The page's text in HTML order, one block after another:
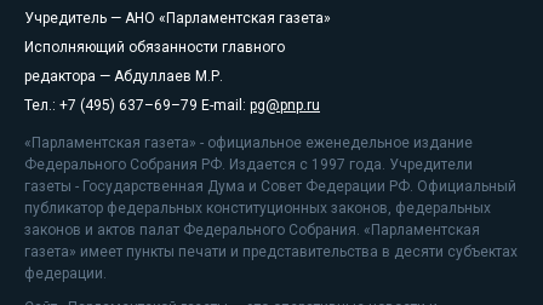
Учредитель — АНО «Парламентская газета»
Исполняющий обязанности главного
редактора — Абдуллаев М.Р.
Тел.: +7 (495) 637–69–79 E-mail: pg@pnp.ru
«Парламентская газета» - официальное еженедельное издание
Федерального Собрания РФ. Издается с 1997 года. Учредители
газеты - Государственная Дума и Совет Федерации РФ. Официальный
публикатор федеральных конституционных законов, федеральных
законов и актов палат Федерального Собрания. «Парламентская
газета» имеет пункты печати и представительства в десяти субъектах
федерации.